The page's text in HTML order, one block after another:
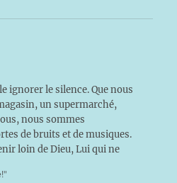
ignorer le silence. Que nous
un supermarché,
nous sommes
de bruits et de musiques.
loin de Dieu, Lui qui ne